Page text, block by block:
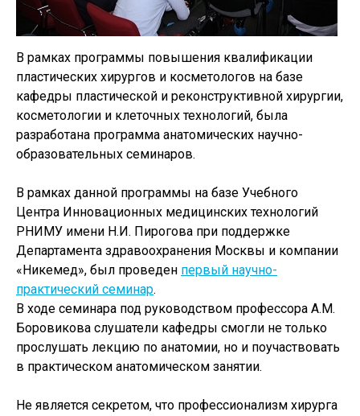
В рамках программы повышения квалификации
пластических хирургов и косметологов на базе
кафедры пластической и реконструктивной хирургии,
косметологии и клеточных технологий, была
разработана программа анатомических научно-
образовательных семинаров.
В рамках данной программы на базе Учебного
Центра Инновационных медицинских технологий
РНИМУ имени Н.И. Пирогова при поддержке
Департамента здравоохранения Москвы и компании
«Никемед», был проведен первый научно-
практический семинар.
В ходе семинара под руководством профессора А.М.
Боровикова слушатели кафедры смогли не только
прослушать лекцию по анатомии, но и поучаствовать
в практическом анатомическом занятии.
Не является секретом, что профессионализм хирурга